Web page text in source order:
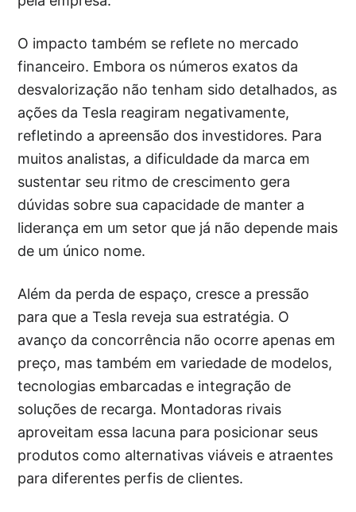
O impacto também se reflete no mercado
financeiro. Embora os números exatos da
desvalorização não tenham sido detalhados, as
ações da Tesla reagiram negativamente,
refletindo a apreensão dos investidores. Para
muitos analistas, a dificuldade da marca em
sustentar seu ritmo de crescimento gera
dúvidas sobre sua capacidade de manter a
liderança em um setor que já não depende mais
de um único nome.
Além da perda de espaço, cresce a pressão
para que a Tesla reveja sua estratégia. O
avanço da concorrência não ocorre apenas em
preço, mas também em variedade de modelos,
tecnologias embarcadas e integração de
soluções de recarga. Montadoras rivais
aproveitam essa lacuna para posicionar seus
produtos como alternativas viáveis e atraentes
para diferentes perfis de clientes.